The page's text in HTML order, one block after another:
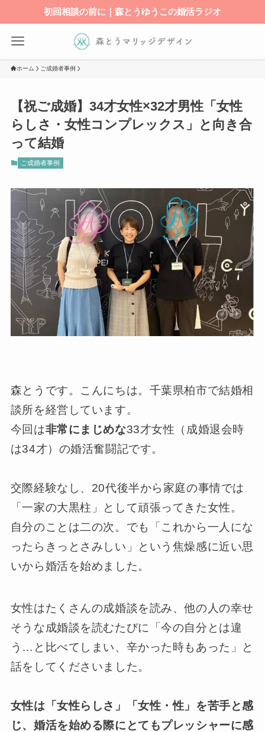
初回相談の前に｜森とうゆうこの婚活ラジオ
ホーム ご成婚者事例
【祝ご成婚】34才女性×32才男性「女性
らしさ・女性コンプレックス」と向き合
って結婚
ご成婚者事例
森とうです。こんにちは。千葉県柏市で結婚相
談所を経営しています。
今回は非常にまじめな33才女性（成婚退会時
は34才）の婚活奮闘記です。
交際経験なし、20代後半から家庭の事情では
「一家の大黒柱」として頑張ってきた女性。
自分のことは二の次。でも「これから一人にな
ったらきっとさみしい」という焦燥感に近い思
いから婚活を始めました。
女性はたくさんの成婚談を読み、他の人の幸せ
そうな成婚談を読むたびに「今の自分とは違
う…と比べてしまい、辛かった時もあった」と
話をしてくださいました。
女性は「女性らしさ」「女性・性」を苦手と感
じ、婚活を始める際にとてもプレッシャーに感